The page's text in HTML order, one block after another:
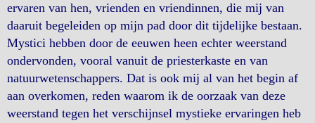
ervaren van hen, vrienden en vriendinnen, die mij van
daaruit begeleiden op mijn pad door dit tijdelijke bestaan.
Mystici hebben door de eeuwen heen echter weerstand
ondervonden, vooral vanuit de priesterkaste en van
natuurwetenschappers. Dat is ook mij al van het begin af
aan overkomen, reden waarom ik de oorzaak van deze
weerstand tegen het verschijnsel mystieke ervaringen heb